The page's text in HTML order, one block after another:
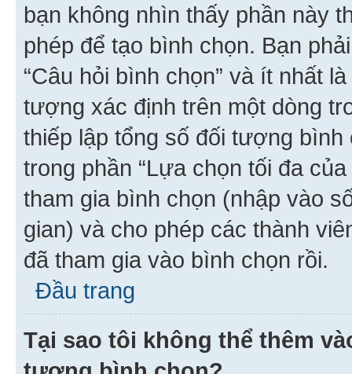
bạn không nhìn thấy phần này
phép để tạo bình chọn. Bạn
“Câu hỏi bình chọn” và ít nhất
tượng xác định trên một dòng
thiếp lập tổng số đối tượng
trong phần “Lựa chọn tối đa
tham gia bình chọn (nhập vào
gian) và cho phép các thành
đã tham gia vào bình chọn rồi.
Đầu trang
Tại sao tôi không thể thêm